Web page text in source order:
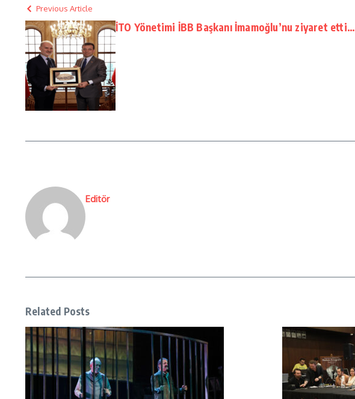
Previous Article
İTO Yönetimi İBB Başkanı İmamoğlu’nu ziyaret etti…
Editör
Related Posts